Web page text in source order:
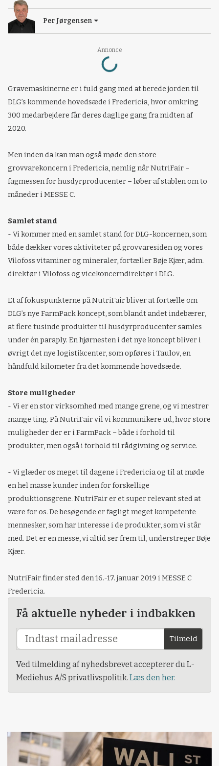
Annonce
Loading...
Per Jørgensen
Gravemaskinerne er i fuld gang med at berede jorden til
DLG’s kommende hovedsæde i Fredericia, hvor omkring
300 medarbejdere får deres daglige gang fra midten af
2020.
Men inden da kan man også møde den store
grovvarekoncern i Fredericia, nemlig når NutriFair –
fagmessen for husdyrproducenter – løber af stablen om to
måneder i MESSE C.
Samlet stand
- Vi kommer med en samlet stand for DLG-koncernen, som
både dækker vores aktiviteter på grovvaresiden og vores
Vilofoss vitaminer og mineraler, fortæller Bøje Kjær, adm.
direktør i Vilofoss og vicekoncerndirektør i DLG.
Et af fokuspunkterne på NutriFair bliver at fortælle om
DLG’s nye FarmPack koncept, som blandt andet indebærer,
at flere tusinde produkter til husdyrproducenter samles
under én paraply. En hjørnesten i det nye koncept bliver i
øvrigt det nye logistikcenter, som opføres i Taulov, en
håndfuld kilometer fra det kommende hovedsæde.
Store muligheder
- Vi er en stor virksomhed med mange grene, og vi mestrer
mange ting. På NutriFair vil vi kommunikere ud, hvor store
muligheder der er i FarmPack – både i forhold til
produkter, men også i forhold til rådgivning og service.
- Vi glæder os meget til dagene i Fredericia og til at møde
en hel masse kunder inden for forskellige
produktionsgrene. NutriFair er et super relevant sted at
være for os. De besøgende er fagligt meget kompetente
mennesker, som har interesse i de produkter, som vi står
med. Det er en messe, vi altid ser frem til, understreger Bøje
Kjær.
NutriFair finder sted den 16.-17. januar 2019 i MESSE C
Fredericia.
Få aktuelle nyheder i indbakken
Tilmeld
Ved tilmelding af nyhedsbrevet accepterer du L-
Mediehus A/S privatlivspolitik. Læs den her.